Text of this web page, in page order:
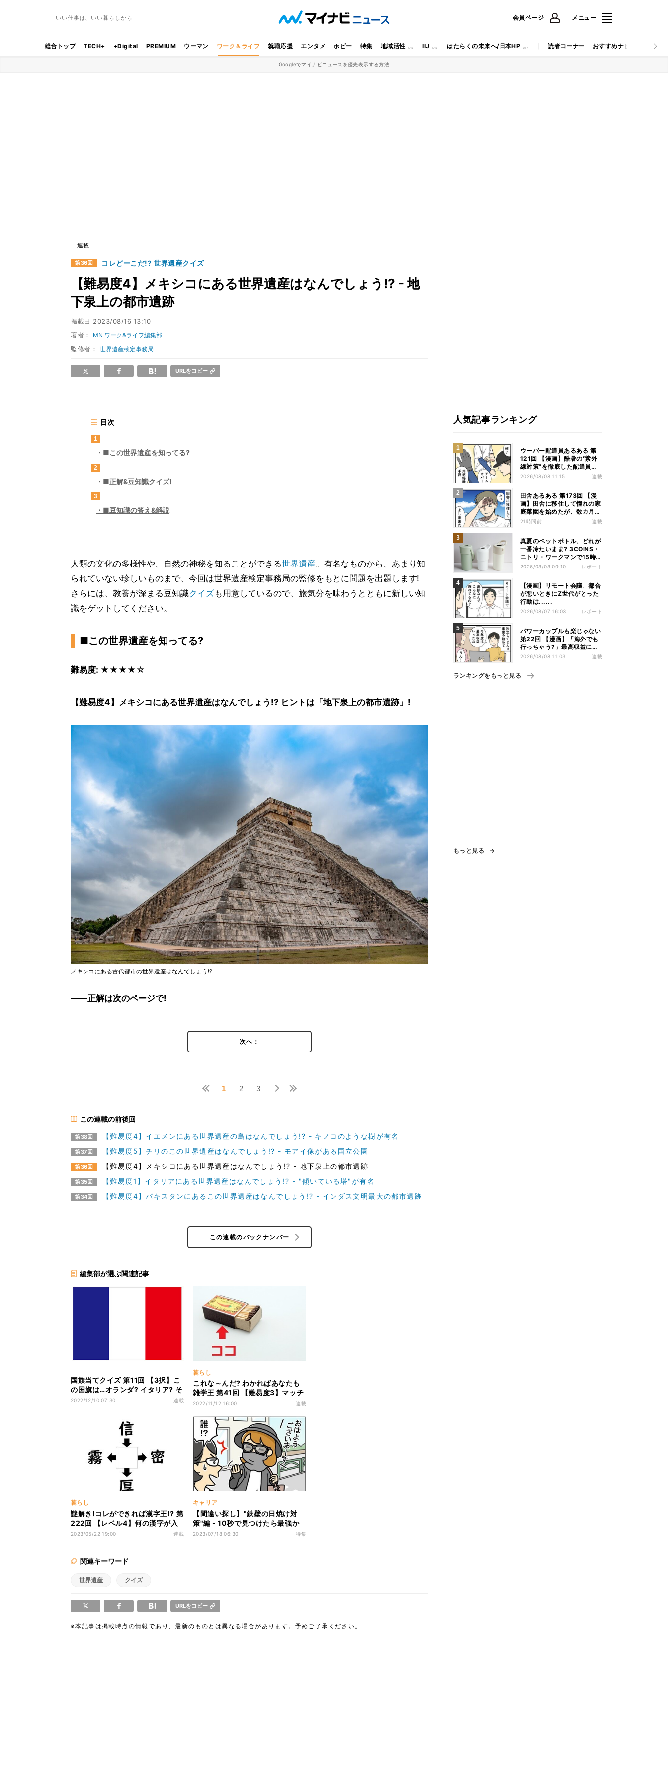
いい仕事は、いい暮らしから 会員ページ メニュー
総合トップ TECH+ +Digital PREMIUM ウーマン ワーク＆ライフ 就職応援 エンタメ ホビー 特集 地域活性 IIJ はたらくの未来へ/日本HP 読者コーナー おすすめナビ マイナビ
Googleでマイナビニュースを優先表示する方法
連載
第36回 コレどーこだ!? 世界遺産クイズ
【難易度4】メキシコにある世界遺産はなんでしょう!? - 地
下泉上の都市遺跡
掲載日 2023/08/16 13:10
著者： MN ワーク&ライフ編集部
監修者： 世界遺産検定事務局
URLをコピー
目次
1
■この世界遺産を知ってる?
2
■正解&豆知識クイズ!
3
■豆知識の答え&解説
人類の文化の多様性や、自然の神秘を知ることができる世界遺産。有名なものから、あまり知
られていない珍しいものまで、今回は世界遺産検定事務局の監修をもとに問題を出題します!
さらには、教養が深まる豆知識クイズも用意しているので、旅気分を味わうとともに新しい知
識をゲットしてください。
■この世界遺産を知ってる?
難易度: ★★★★☆
【難易度4】メキシコにある世界遺産はなんでしょう!? ヒントは「地下泉上の都市遺跡」!
メキシコにある古代都市の世界遺産はなんでしょう!?
――正解は次のページで!
次へ：
1 2 3
この連載の前後回
第38回 【難易度4】イエメンにある世界遺産の島はなんでしょう!? - キノコのような樹が有名
第37回 【難易度5】チリのこの世界遺産はなんでしょう!? - モアイ像がある国立公園
第36回 【難易度4】メキシコにある世界遺産はなんでしょう!? - 地下泉上の都市遺跡
第35回 【難易度1】イタリアにある世界遺産はなんでしょう!? - "傾いている塔"が有名
第34回 【難易度4】パキスタンにあるこの世界遺産はなんでしょう!? - インダス文明最大の都市遺跡
この連載のバックナンバー
編集部が選ぶ関連記事
国旗当てクイズ 第11回 【3択】こ
の国旗は…オランダ? イタリア? そ
れともフランス?
2022/12/10 07:30 連載
暮らし
これな～んだ? わかればあなたも
雑学王 第41回 【難易度3】マッチ
箱の横にある"擦る部分"の名前、
2022/11/12 16:00 連載
暮らし
謎解き!コレができれば漢字王!? 第
222回 【レベル4】何の漢字が入
るでしょう!? - 上級レベルが解け
2023/05/22 19:00 連載
キャリア
【間違い探し】"鉄壁の日焼け対
策"編 - 10秒で見つけたら最強か
も! 間違いだらけの新入社員
2023/07/18 06:30 特集
関連キーワード
世界遺産 クイズ
URLをコピー
※本記事は掲載時点の情報であり、最新のものとは異なる場合があります。予めご了承ください。
人気記事ランキング
ウーバー配達員あるある 第
121回 【漫画】酷暑の“紫外
線対策”を徹底した配達員
が、数カ月後に絶句した理由
2026/08/08 11:15 連載
田舎あるある 第173回 【漫
画】田舎に移住して憧れの家
庭菜園を始めたが、数カ月後
の光景に絶句
21時間前 連載
真夏のペットボトル、どれが
一番冷たいまま? 3COINS・
ニトリ・ワークマンで15時間
検証してみた
2026/08/08 09:10 レポート
【漫画】リモート会議、都合
が悪いときにZ世代がとった
行動は......
2026/08/07 16:03 レポート
パワーカップルも楽じゃない
第22回 【漫画】「海外でも
行っちゃう?」最高収益に喜
ぶ夫婦、直後に届いた“通知
2026/08/08 11:03 連載
ランキングをもっと見る
もっと見る